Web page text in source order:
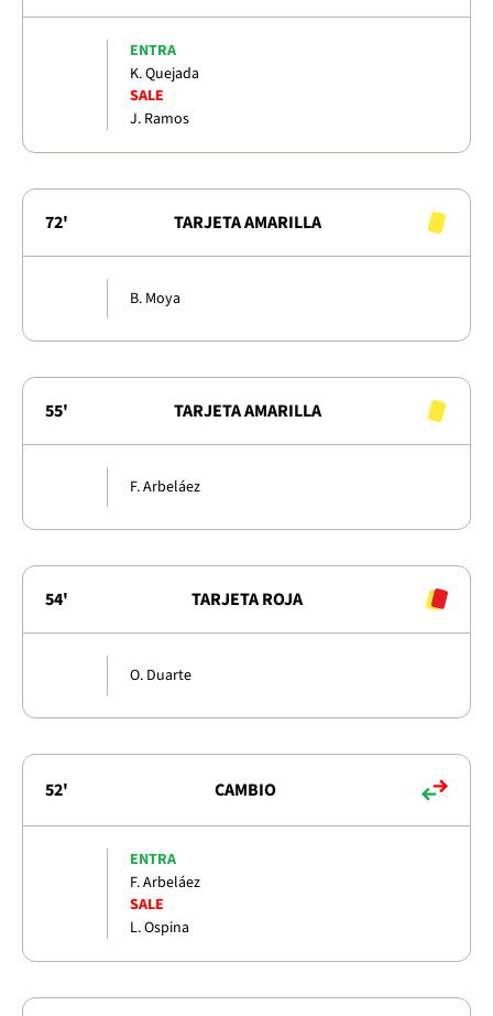
ENTRA
K. Quejada
SALE
J. Ramos
72' TARJETA AMARILLA
B. Moya
55' TARJETA AMARILLA
F. Arbeláez
54' TARJETA ROJA
O. Duarte
52' CAMBIO
ENTRA
F. Arbeláez
SALE
L. Ospina